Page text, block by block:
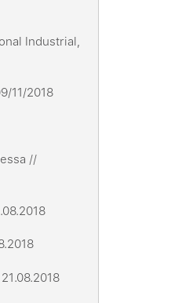
Industrial,
11/2018
//